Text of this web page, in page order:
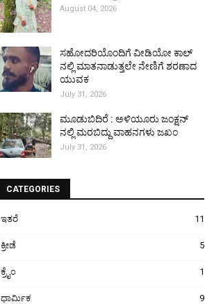
August 04, 2026
ಸಹೋದರಿಯೊಂದಿಗೆ ವೀಡಿಯೋ ಕಾಲ್
ನಲ್ಲಿ ಮಾತನಾಡುತ್ತಲೇ ನೇಣಿಗೆ ಶರಣಾದ
ಯುವಕ
July 31, 2026
ಮೂಡುಬಿದಿರೆ : ಅಳಿಯೂರು ಜಂಕ್ಷನ್
ನಲ್ಲಿ ಮರಬಿದ್ದು ವಾಹನಗಳು ಜಖಂ
July 31, 2026
CATEGORIES
ಇತರೆ 11
ಕ್ರೀಡೆ 5
ಕ್ರೈಂ 1
ಧಾರ್ಮಿಕ 9